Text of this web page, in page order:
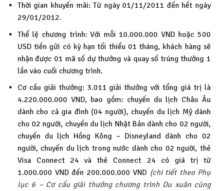
Thời gian khuyến mãi: Từ ngày 01/11/2011 đến hết ngày
29/01/2012.
Thể lệ chương trình: Với mỗi 10.000.000 VND hoặc 500
USD tiền gửi có kỳ hạn tối thiểu 01 tháng, khách hàng sẽ
nhận được 01 mã số dự thưởng và quay số trúng thưởng 1
lần vào cuối chương trình.
Cơ cấu giải thưởng: 3.011 giải thưởng với tổng giá trị là
4.220.000.000 VND, bao gồm: chuyến du lịch Châu Âu
dành cho cả gia đình (04 người), chuyến du lịch Mỹ dành
cho 02 người, chuyến du lịch Nhật Bản dành cho 02 người,
chuyến du lịch Hồng Kông – Disneyland dành cho 02
người, chuyến du lịch trong nước dành cho 02 người, thẻ
Visa Connect 24 và thẻ Connect 24 có giá trị từ
1.000.000 VND đến 200.000.000 VND (chi tiết theo Phụ
lục 6 – Cơ cấu giải thưởng chương trình Du xuân cùng